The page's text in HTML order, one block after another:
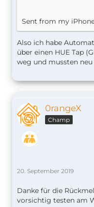
Sent from my
Also ich habe
über einen HUE Tap
weg und mussten
0rangeX
Champ
20. September 2019
Danke für die
vorsichtig testen am